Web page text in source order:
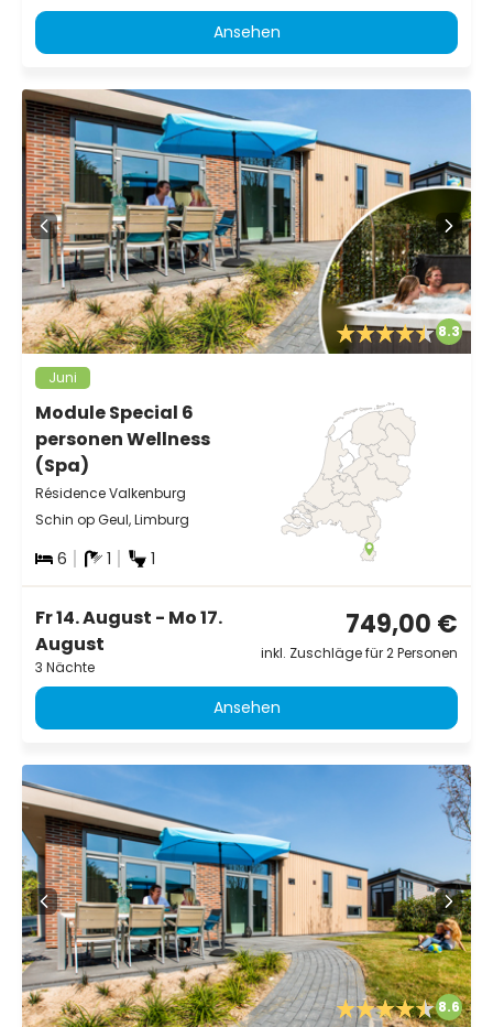
Ansehen
8.3
Juni
Module Special 6
personen Wellness
(Spa)
Résidence Valkenburg
Schin op Geul, Limburg
6 1 1
Fr 14. August - Mo 17.
August
3 Nächte
749,00 €
inkl. Zuschläge für 2 Personen
Ansehen
8.6